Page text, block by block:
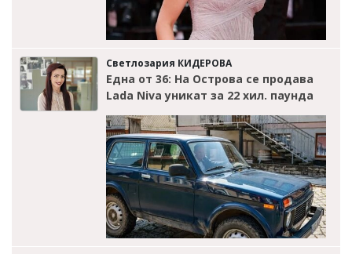
Светлозария КИДЕРОВА
Една от 36: На Острова се продава
Lada Niva уникат за 22 хил. паунда